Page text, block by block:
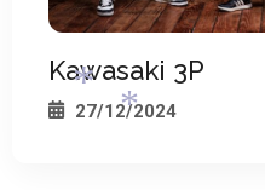
Kawasaki 3P
27/12/2024